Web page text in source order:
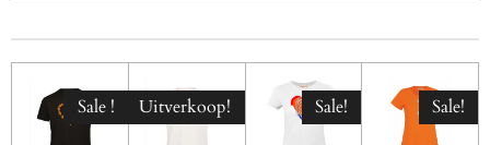
Sale ! Uitverkoop! Sale! Sale!